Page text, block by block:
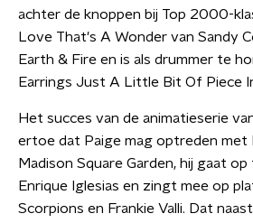
achter de knoppen bij Top 2000-
Love That's A Wonder van Sandy
Earth & Fire en is als drummer te
Earrings Just A Little Bit Of Piece
Het succes van de animatieserie
ertoe dat Paige mag optreden met
Madison Square Garden, hij gaat
Enrique Iglesias en zingt mee op
Scorpions en Frankie Valli. Dat